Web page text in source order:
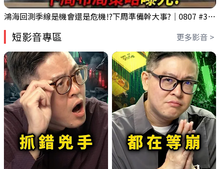
鴻海回測季線是機會還是危機!?下周準備幹大事?｜0807 #3661 #2317 #2317鴻海
短影音專區 更多影音 >